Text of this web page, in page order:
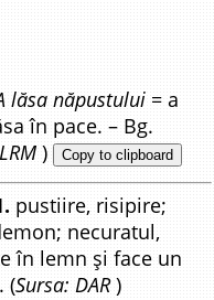
lăsa năpustului = a
în pace. – Bg.
) Copy to clipboard
pustiire, risipire;
necuratul,
în lemn și face un
(Sursa: DAR)